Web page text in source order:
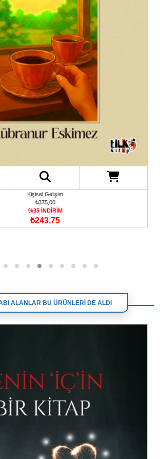
Kişisel Gelişim
₺375,00
%35 İNDİRİM
₺243,75
ALANLAR BU ÜRÜNLERİ DE ALDI